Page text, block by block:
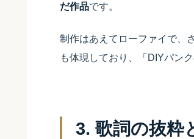
だ作品です。
制作はあえてローファイで、
も体現しており、「DIYパン
3. 歌詞の抜粋